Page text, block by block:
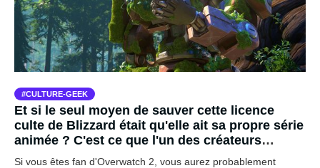
CULTURE-GEEK
Et si le seul moyen de sauver cette licence
culte de Blizzard était qu'elle ait sa propre série
animée ? C'est ce que l'un des créateurs
d'Overwatch 2 pense
Si vous êtes fan d'Overwatch 2, vous aurez probablement